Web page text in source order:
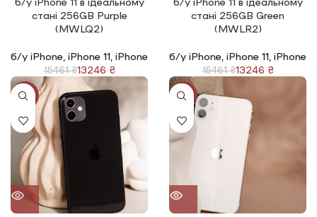
стані 256GB Purple
(MWLQ2)
б/у iPhone iPhone 11 iPhone
15461₴13246 ₴
стані 256GB Green
(MWLR2)
б/у iPhone iPhone 11 iPhone
15461₴13246 ₴
-14% -14%